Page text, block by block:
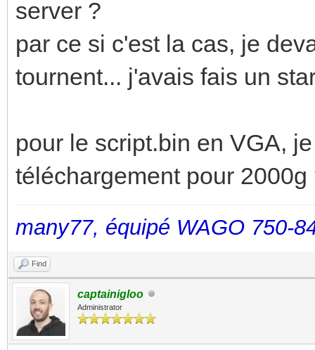
server ?
par ce si c'est la cas, je
tournent... j'avais fais un
pour le script.bin en VGA,
téléchargement pour 2000g
many77, équipé WAGO 750-
Find
captainigloo
Administrator